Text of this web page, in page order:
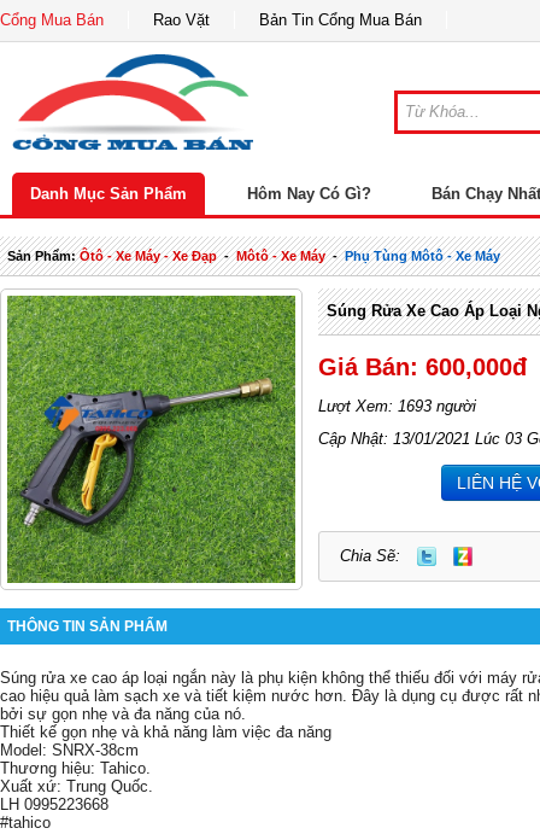
Cổng Mua Bán Rao Vặt Bản Tin Cổng Mua Bán
Danh Mục Sản Phẩm Hôm Nay Có Gì? Bán Chạy Nhất
Sản Phẩm:Ôtô - Xe Máy - Xe Đạp-Môtô - Xe Máy-Phụ Tùng Môtô - Xe Máy
Súng Rửa Xe Cao Áp Loại
Giá Bán: 600,000đ
Lượt Xem: 1693 người
Cập Nhật: 13/01/2021 Lúc 03
LIÊN HỆ
Chia Sẽ:
THÔNG TIN SẢN PHẨM
Súng rửa xe cao áp loại ngắn này là phụ kiện không thể thiếu đối với máy
cao hiệu quả làm sạch xe và tiết kiệm nước hơn. Đây là dụng cụ được rất
bởi sự gọn nhẹ và đa năng của nó.
Thiết kế gọn nhẹ và khả năng làm việc đa năng
Model: SNRX-38cm
Thương hiệu: Tahico.
Xuất xứ: Trung Quốc.
LH 0995223668
#tahico